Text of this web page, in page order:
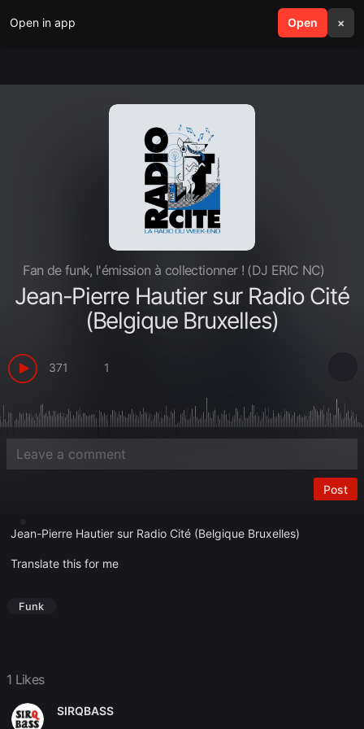
Open in app Open ×
search menu
Fan de funk, l'émission à collectionner ! (DJ ERIC NC)
Jean-Pierre Hautier sur Radio Cité
(Belgique Bruxelles)
371 1
Post
Jean-Pierre Hautier sur Radio Cité (Belgique Bruxelles)
Translate this for me
Funk
1 Likes
SIRQBASS